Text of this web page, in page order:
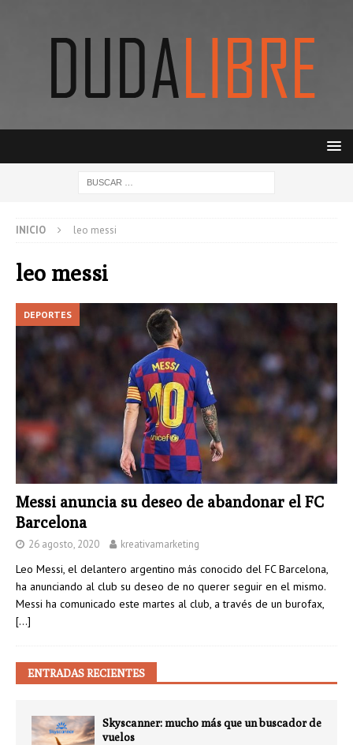
INICIO leo messi
leo messi
DEPORTES
Messi anuncia su deseo de abandonar el FC
Barcelona
26 agosto, 2020 kreativamarketing
Leo Messi, el delantero argentino más conocido del FC Barcelona,
ha anunciando al club su deseo de no querer seguir en el mismo.
Messi ha comunicado este martes al club, a través de un burofax,
[…]
ENTRADAS RECIENTES
Skyscanner: mucho más que un buscador de
vuelos